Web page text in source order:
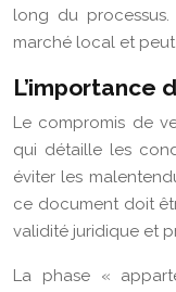
long du
marché local et
L’importance
Le compromis de
qui détaille les
éviter les
ce document doit
validité juridique et
La phase «